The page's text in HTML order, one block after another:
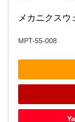
メカニクス
MPT-55-008